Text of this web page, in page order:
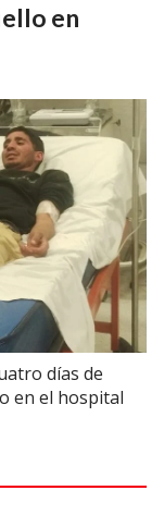
en
días de
en el hospital